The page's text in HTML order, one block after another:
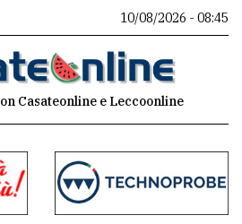
10/08/2026 - 08:45
Casateonline e Leccoonline